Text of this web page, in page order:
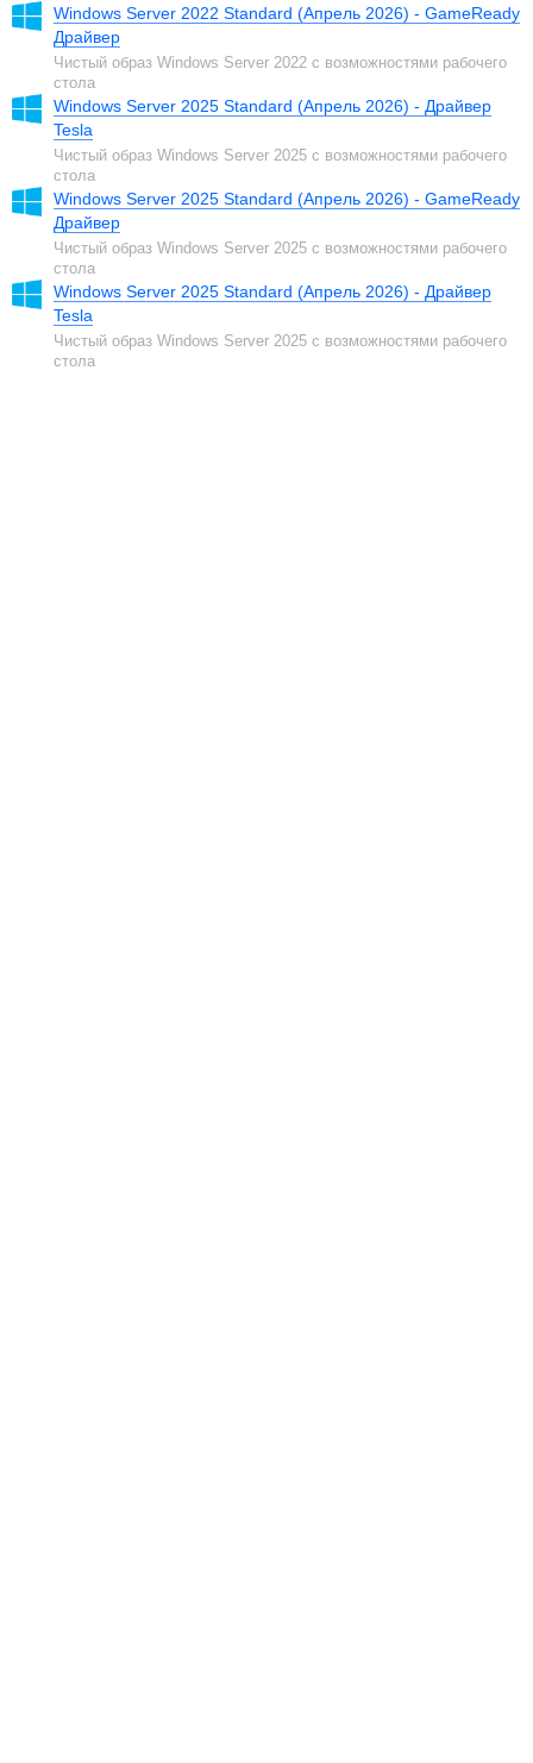
Windows Server 2022 Standard (Апрель 2026) - GameReady
Драйвер
Чистый образ Windows Server 2022 с возможностями рабочего
стола
Windows Server 2025 Standard (Апрель 2026) - Драйвер
Tesla
Чистый образ Windows Server 2025 с возможностями рабочего
стола
Windows Server 2025 Standard (Апрель 2026) - GameReady
Драйвер
Чистый образ Windows Server 2025 с возможностями рабочего
стола
Windows Server 2025 Standard (Апрель 2026) - Драйвер
Tesla
Чистый образ Windows Server 2025 с возможностями рабочего
стола